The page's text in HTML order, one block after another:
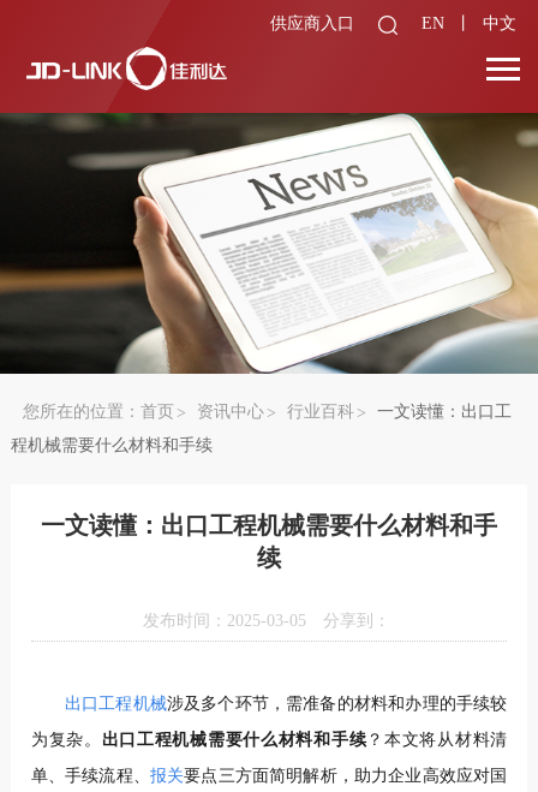
供应商入口 EN 中文
您所在的位置： 首页 资讯中心 行业百科
一文读懂：出口工
程机械需要什么材料和手续
一文读懂：出口工程机械需要什么材料和手
续
发布时间：2025-03-05 分享到：
出口工程机械涉及多个环节，需准备的材料和办理的手续较
为复杂。 出口工程机械需要什么材料和手续？本文将从材料清
单、手续流程、 报关要点三方面简明解析，助力企业高效应对国